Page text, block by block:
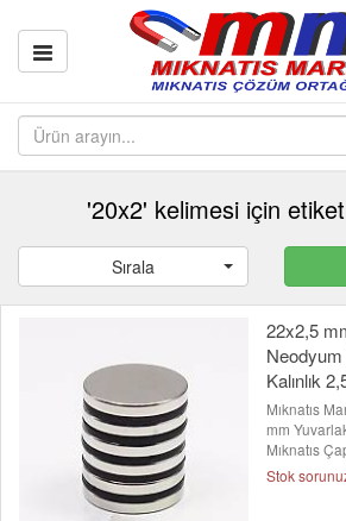
'20x2' kelimesi için
Sırala
22x2,5
Neodyum
Kalınlık
Mıknatıs
mm
Mıknatıs
Stok